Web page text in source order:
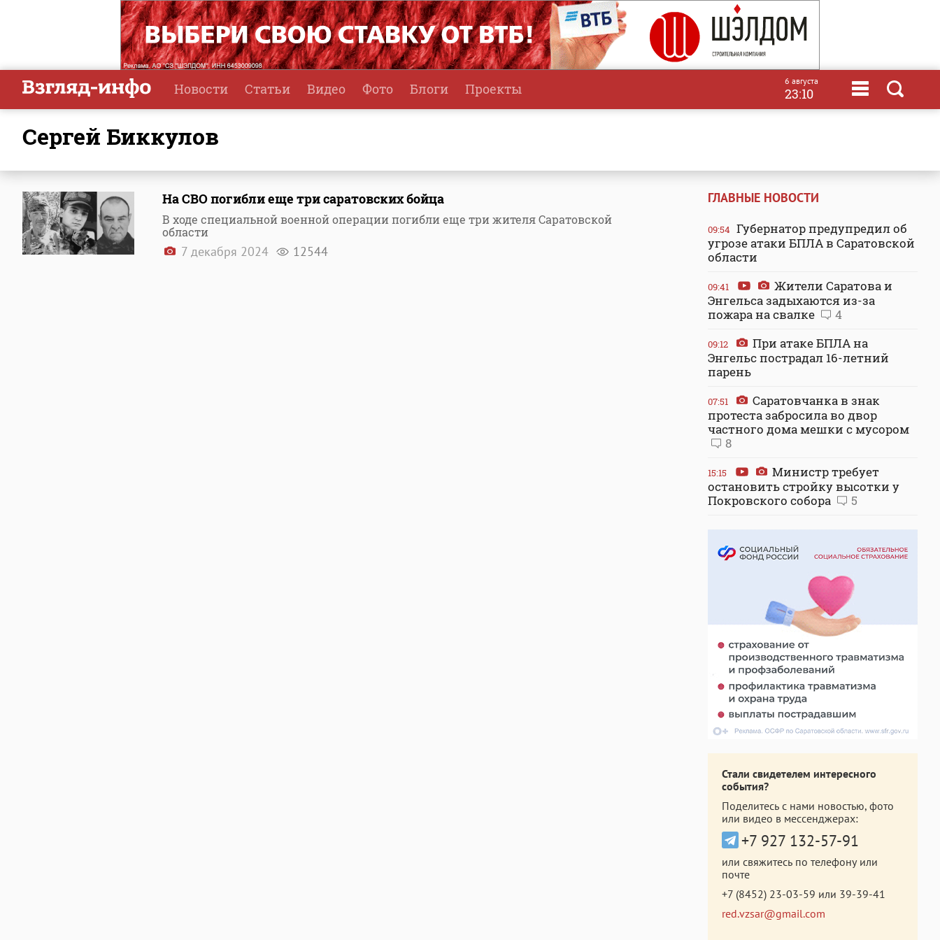
Новости Статьи Видео Фото Блоги Проекты 6 августа
23:10
Сергей Биккулов
На СВО погибли еще три саратовских бойца
В ходе специальной военной операции погибли еще три жителя Саратовской
области
7 декабря 2024 12544
ГЛАВНЫЕ НОВОСТИ
09:54 Губернатор предупредил об
угрозе атаки БПЛА в Саратовской
области
09:41
Жители Саратова и
Энгельса задыхаются из-за
пожара на свалке
4
09:12
При атаке БПЛА на
Энгельс пострадал 16-летний
парень
07:51
Саратовчанка в знак
протеста забросила во двор
частного дома мешки с мусором
8
15:15
Министр требует
остановить стройку высотки у
Покровского собора
5
Стали свидетелем интересного
события?
Поделитесь с нами новостью, фото
или видео в мессенджерах:
+7 927 132-57-91
или свяжитесь по телефону или
почте
+7 (8452) 23-03-59 или 39-39-41
red.vzsar@gmail.com